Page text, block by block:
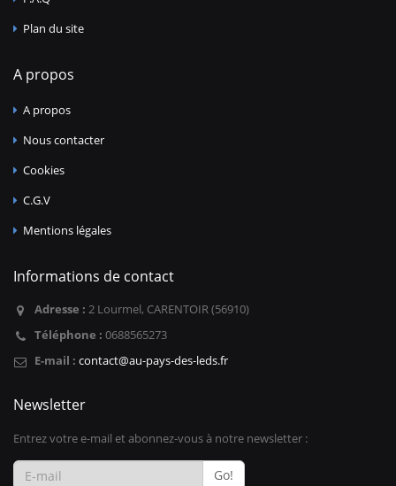
Plan du site
A propos
A propos
Nous contacter
Cookies
C.G.V
Mentions légales
Informations de contact
Adresse : 2 Lourmel, CARENTOIR (56910)
Téléphone : 0688565273
E-mail : contact@au-pays-des-leds.fr
Newsletter
Entrez votre e-mail et abonnez-vous à notre newsletter :
Go!